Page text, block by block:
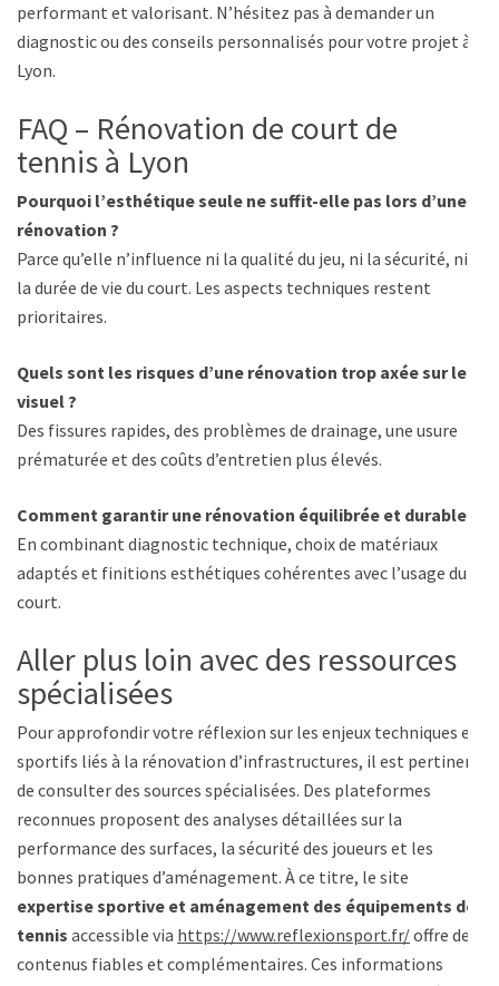
performant et valorisant. N’hésitez pas à demander un
diagnostic ou des conseils personnalisés pour votre projet à
Lyon.
FAQ – Rénovation de court de
tennis à Lyon
Pourquoi l’esthétique seule ne suffit-elle pas lors d’une
rénovation ?
Parce qu’elle n’influence ni la qualité du jeu, ni la sécurité, ni
la durée de vie du court. Les aspects techniques restent
prioritaires.
Quels sont les risques d’une rénovation trop axée sur le
visuel ?
Des fissures rapides, des problèmes de drainage, une usure
prématurée et des coûts d’entretien plus élevés.
Comment garantir une rénovation équilibrée et durable ?
En combinant diagnostic technique, choix de matériaux
adaptés et finitions esthétiques cohérentes avec l’usage du
court.
Aller plus loin avec des ressources
spécialisées
Pour approfondir votre réflexion sur les enjeux techniques et
sportifs liés à la rénovation d’infrastructures, il est pertinent
de consulter des sources spécialisées. Des plateformes
reconnues proposent des analyses détaillées sur la
performance des surfaces, la sécurité des joueurs et les
bonnes pratiques d’aménagement. À ce titre, le site
expertise sportive et aménagement des équipements de
tennis accessible via https://www.reflexionsport.fr/offre des
contenus fiables et complémentaires. Ces informations